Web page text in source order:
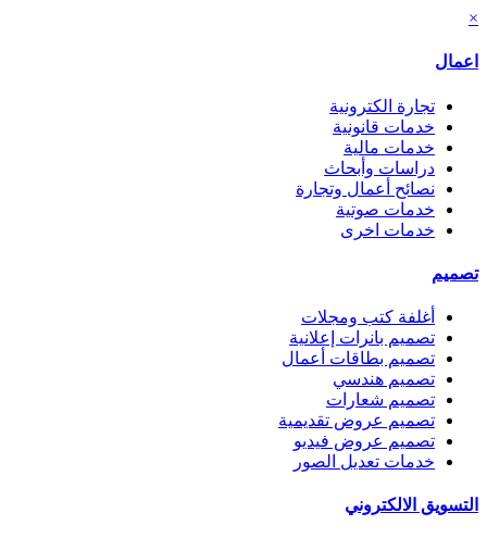
×
اعمال
تجارة الكترونية
خدمات قانونية
خدمات مالية
دراسات وأبحاث
نصائح أعمال وتجارة
خدمات صوتية
خدمات اخرى
تصميم
أغلفة كتب ومجلات
تصميم بانرات إعلانية
تصميم بطاقات أعمال
تصميم هندسي
تصميم شعارات
تصميم عروض تقديمية
تصميم عروض فيديو
خدمات تعديل الصور
التسويق الالكتروني